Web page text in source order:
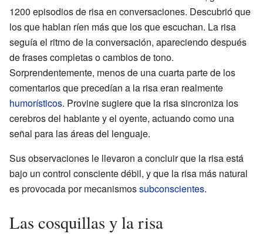
1200 episodios de risa en conversaciones. Descubrió que
los que hablan ríen más que los que escuchan. La risa
seguía el ritmo de la conversación, apareciendo después
de frases completas o cambios de tono.
Sorprendentemente, menos de una cuarta parte de los
comentarios que precedían a la risa eran realmente
humorísticos. Provine sugiere que la risa sincroniza los
cerebros del hablante y el oyente, actuando como una
señal para las áreas del lenguaje.
Sus observaciones le llevaron a concluir que la risa está
bajo un control consciente débil, y que la risa más natural
es provocada por mecanismossubconscientes.
Las cosquillas y la risa